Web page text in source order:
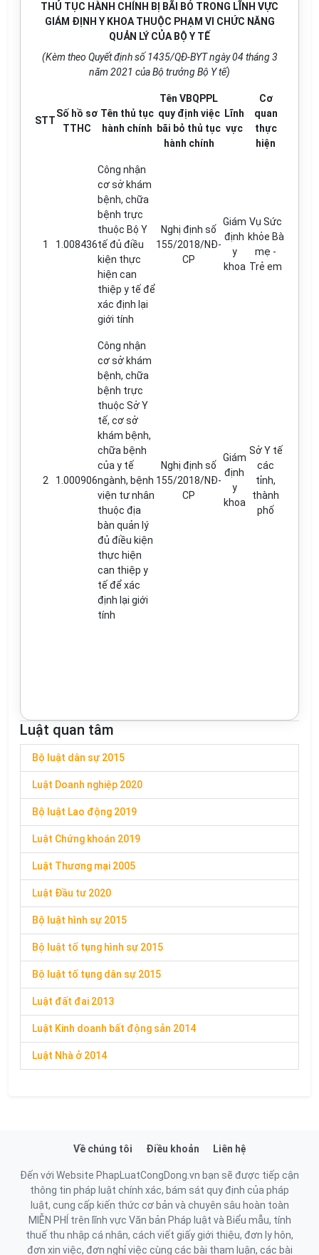
THỦ TỤC HÀNH CHÍNH BỊ BÃI BỎ TRONG LĨNH VỰC
GIÁM ĐỊNH Y KHOA THUỘC PHẠM VI CHỨC NĂNG
QUẢN LÝ CỦA BỘ Y TẾ
(Kèm theo Quyết định số 1435/QĐ-BYT ngày 04 tháng 3
năm 2021 của Bộ trưởng Bộ Y tế)
STT
Số hồ sơ
TTHC
Tên thủ tục
hành chính
Tên VBQPPL
quy định việc
bãi bỏ thủ tục
hành chính
Lĩnh
vực
Cơ
quan
thực
hiện
1 1.008436
Công nhận
cơ sở khám
bệnh, chữa
bệnh trực
thuộc Bộ Y
tế đủ điều
kiện thực
hiện can
thiệp y tế để
xác định lại
giới tính
Nghị định số
155/2018/NĐ-
CP
Giám
định
y
khoa
Vụ Sức
khỏe Bà
mẹ -
Trẻ em
2 1.000906
Công nhận
cơ sở khám
bệnh, chữa
bệnh trực
thuộc Sở Y
tế, cơ sở
khám bệnh,
chữa bệnh
của y tế
ngành, bệnh
viện tư nhân
thuộc địa
bàn quản lý
đủ điều kiện
thực hiện
can thiệp y
tế để xác
định lại giới
tính
Nghị định số
155/2018/NĐ-
CP
Giám
định
y
khoa
Sở Y tế
các
tỉnh,
thành
phố
Luật quan tâm
Bộ luật dân sự 2015
Luật Doanh nghiệp 2020
Bộ luật Lao động 2019
Luật Chứng khoán 2019
Luật Thương mại 2005
Luật Đầu tư 2020
Bộ luật hình sự 2015
Bộ luật tố tụng hình sự 2015
Bộ luật tố tụng dân sự 2015
Luật đất đai 2013
Luật Kinh doanh bất động sản 2014
Luật Nhà ở 2014
Về chúng tôi Điều khoản Liên hệ
Đến với Website PhapLuatCongDong.vn bạn sẽ được tiếp cận
thông tin pháp luật chính xác, bám sát quy định của pháp
luật, cung cấp kiến thức cơ bản và chuyên sâu hoàn toàn
MIỄN PHÍ trên lĩnh vực Văn bản Pháp luật và Biểu mẫu, tính
thuế thu nhập cá nhân, cách viết giấy giới thiệu, đơn ly hôn,
đơn xin việc, đơn nghỉ việc cùng các bài tham luận, các bài